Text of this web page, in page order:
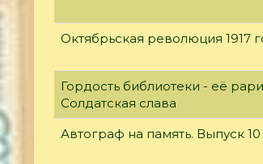
Октябрьская революция 1917
Гордость библиотеки - её
Солдатская слава
Автограф на память. Выпуск 10